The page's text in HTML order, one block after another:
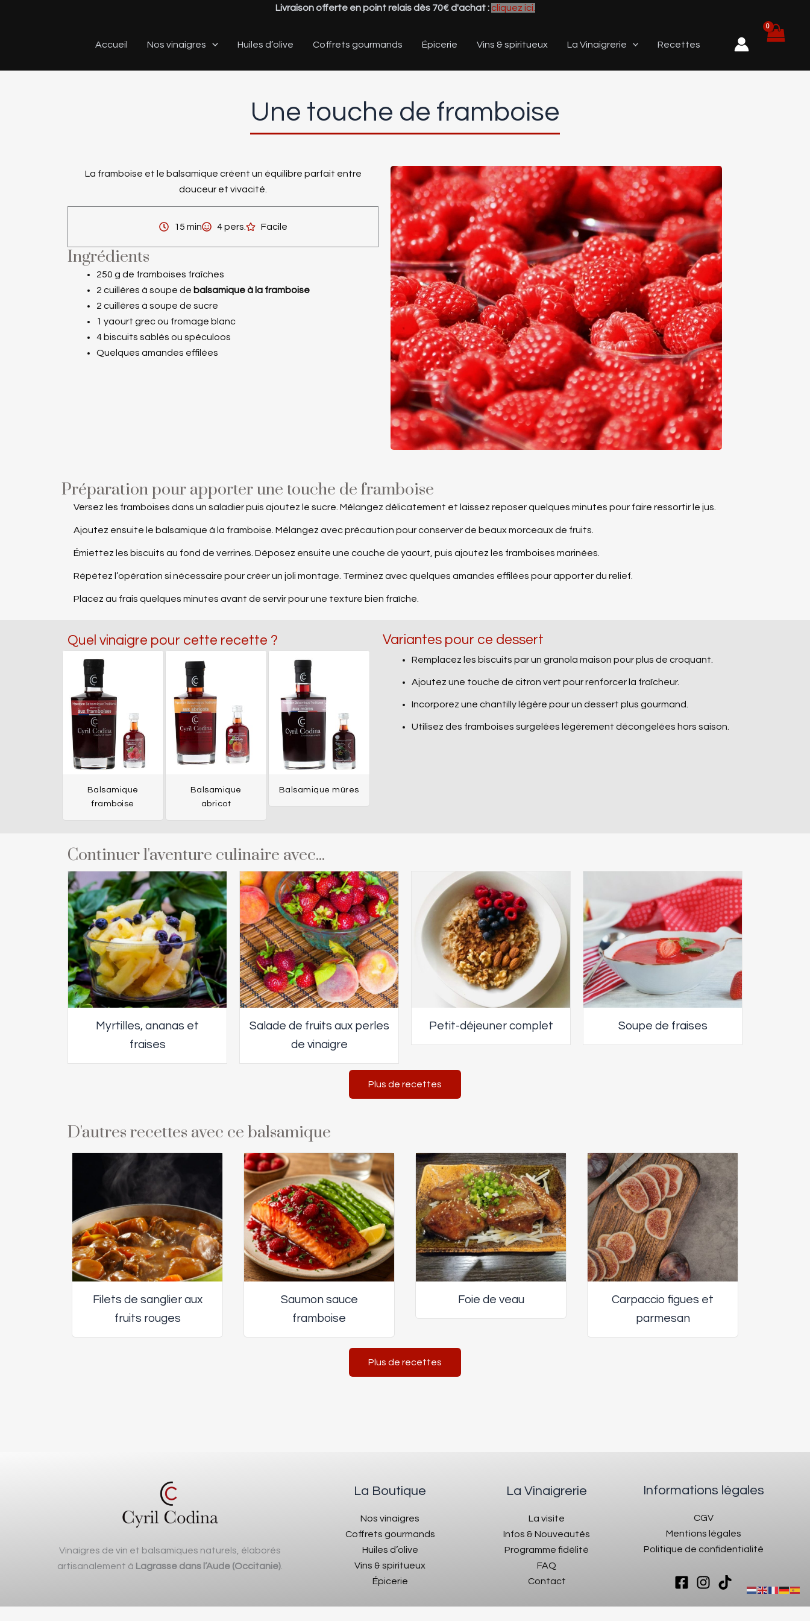
Livraison offerte en point relais dès 70€ d'achat : cliquez ici.
Accueil Nos vinaigres Huiles d’olive Coffrets gourmands Épicerie Vins & spiritueux La Vinaigrerie Recettes
Une touche de framboise
La framboise et le balsamique créent un équilibre parfait entre
douceur et vivacité.
15 min 4 pers. Facile
Ingrédients
250 g de framboises fraîches
2 cuillères à soupe de balsamique à la framboise
2 cuillères à soupe de sucre
1 yaourt grec ou fromage blanc
4 biscuits sablés ou spéculoos
Quelques amandes effilées
Préparation pour apporter une touche de framboise
Versez les framboises dans un saladier puis ajoutez le sucre. Mélangez délicatement et laissez reposer quelques minutes pour faire ressortir le jus.
Ajoutez ensuite le balsamique à la framboise. Mélangez avec précaution pour conserver de beaux morceaux de fruits.
Émiettez les biscuits au fond de verrines. Déposez ensuite une couche de yaourt, puis ajoutez les framboises marinées.
Répétez l’opération si nécessaire pour créer un joli montage. Terminez avec quelques amandes effilées pour apporter du relief.
Placez au frais quelques minutes avant de servir pour une texture bien fraîche.
Quel vinaigre pour cette recette ?
Balsamique
framboise
Balsamique
abricot
Balsamique mûres
Variantes pour ce dessert
Remplacez les biscuits par un granola maison pour plus de croquant.
Ajoutez une touche de citron vert pour renforcer la fraîcheur.
Incorporez une chantilly légère pour un dessert plus gourmand.
Utilisez des framboises surgelées légèrement décongelées hors saison.
Continuer l'aventure culinaire avec...
Myrtilles, ananas et
fraises
Salade de fruits aux perles
de vinaigre
Petit-déjeuner complet Soupe de fraises
Plus de recettes
D'autres recettes avec ce balsamique
Filets de sanglier aux
fruits rouges
Saumon sauce
framboise
Foie de veau
Carpaccio figues et
parmesan
Plus de recettes
Vinaigres de vin et balsamiques naturels, élaborés
artisanalement à Lagrasse dans l’Aude (Occitanie)
La Boutique
Nos vinaigres
Coffrets gourmands
Huiles d’olive
Vins & spiritueux
Épicerie
La Vinaigrerie
La visite
Infos & Nouveautés
Programme fidélité
FAQ
Contact
Informations légales
CGV
Mentions légales
Politique de confidentialité